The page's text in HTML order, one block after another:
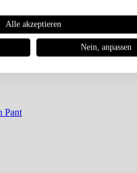
Pant
Alle akzeptieren
Nein, anpassen